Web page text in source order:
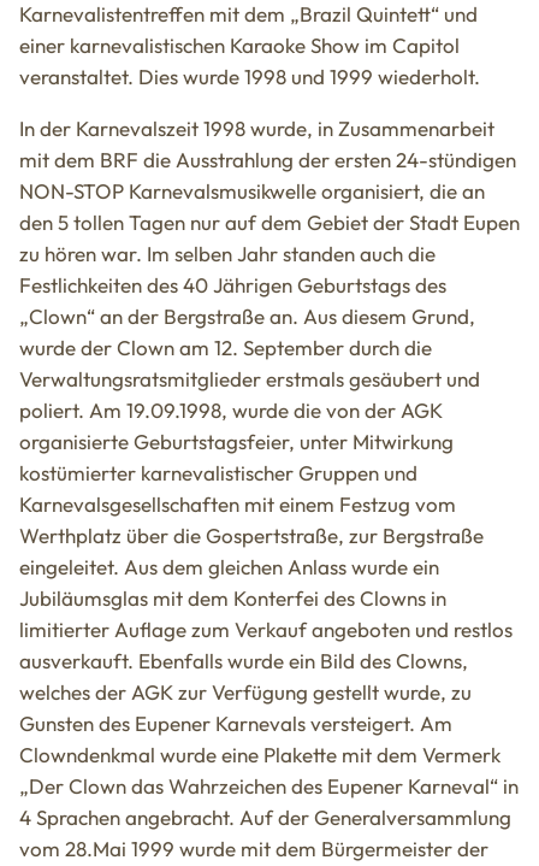
Karnevalistentreffen mit dem „Brazil Quintett“ und
einer karnevalistischen Karaoke Show im Capitol
veranstaltet. Dies wurde 1998 und 1999 wiederholt.
In der Karnevalszeit 1998 wurde, in Zusammenarbeit
mit dem BRF die Ausstrahlung der ersten 24-stündigen
NON-STOP Karnevalsmusikwelle organisiert, die an
den 5 tollen Tagen nur auf dem Gebiet der Stadt Eupen
zu hören war. Im selben Jahr standen auch die
Festlichkeiten des 40 Jährigen Geburtstags des
„Clown“ an der Bergstraße an. Aus diesem Grund,
wurde der Clown am 12. September durch die
Verwaltungsratsmitglieder erstmals gesäubert und
poliert. Am 19.09.1998, wurde die von der AGK
organisierte Geburtstagsfeier, unter Mitwirkung
kostümierter karnevalistischer Gruppen und
Karnevalsgesellschaften mit einem Festzug vom
Werthplatz über die Gospertstraße, zur Bergstraße
eingeleitet. Aus dem gleichen Anlass wurde ein
Jubiläumsglas mit dem Konterfei des Clowns in
limitierter Auflage zum Verkauf angeboten und restlos
ausverkauft. Ebenfalls wurde ein Bild des Clowns,
welches der AGK zur Verfügung gestellt wurde, zu
Gunsten des Eupener Karnevals versteigert. Am
Clowndenkmal wurde eine Plakette mit dem Vermerk
„Der Clown das Wahrzeichen des Eupener Karneval“ in
4 Sprachen angebracht. Auf der Generalversammlung
vom 28.Mai 1999 wurde mit dem Bürgermeister der